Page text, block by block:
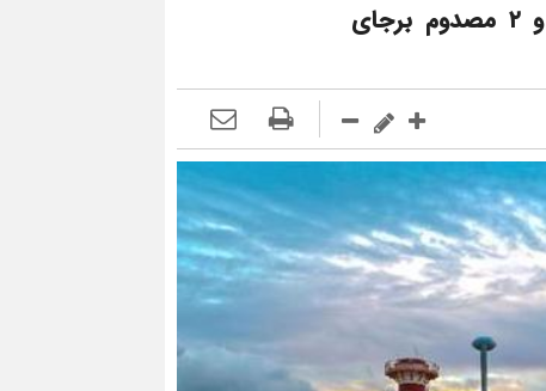
حادثه در شرکت دماوند انرژی عسلویه یک فوتی و ۲ مصدوم برجای